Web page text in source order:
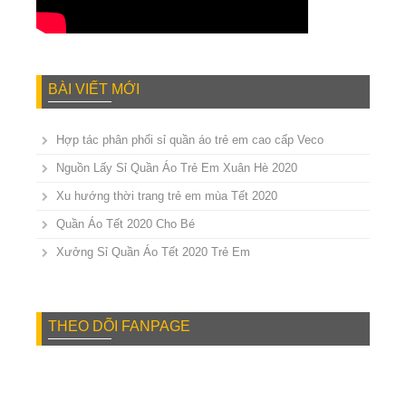
BÀI VIẾT MỚI
Hợp tác phân phối sỉ quần áo trẻ em cao cấp Veco
Nguồn Lấy Sỉ Quần Áo Trẻ Em Xuân Hè 2020
Xu hướng thời trang trẻ em mùa Tết 2020
Quần Áo Tết 2020 Cho Bé
Xưởng Sỉ Quần Áo Tết 2020 Trẻ Em
THEO DÕI FANPAGE